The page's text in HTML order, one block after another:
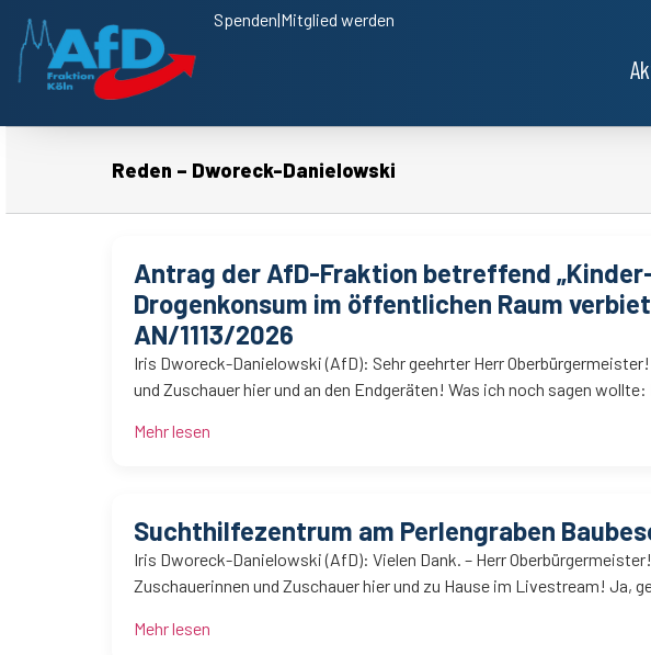
Spenden|Mitglied werden
Reden – Dworeck-Danielowski
Antrag der AfD-Fraktion betreffend
Drogenkonsum im öffentlichen Raum
AN/1113/2026
Iris Dworeck-Danielowski (AfD): Sehr geehrter Herr
und Zuschauer hier und an den Endgeräten! Was ich noch sagen
Mehr lesen
Suchthilfezentrum am Perlengraben
Iris Dworeck-Danielowski (AfD): Vielen Dank. – Herr
Zuschauerinnen und Zuschauer hier und zu Hause im Livestream! Ja,
Mehr lesen